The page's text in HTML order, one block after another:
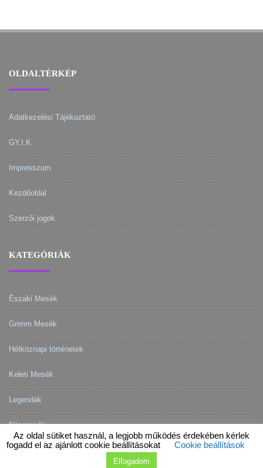
OLDALTÉRKÉP
Adatkezelési Tájékoztató
GY.I.K
Impresszum
Kezdőoldal
Szerzői jogok
KATEGÓRIÁK
Északi Mesék
Grimm Mesék
Hétköznapi történetek
Keleti Mesék
Legendák
Népmesék
Az oldal sütiket használ, a legjobb működés érdekében kérlek
fogadd el az ajánlott cookie beállításokat
Cookie beállítások
Elfogadom